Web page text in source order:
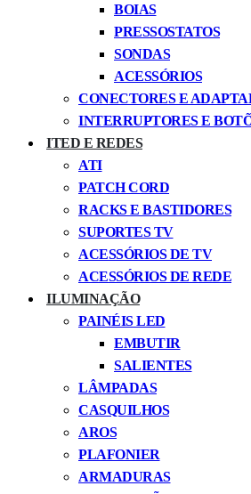
BOIAS
PRESSOSTATOS
SONDAS
ACESSÓRIOS
CONECTORES E
INTERRUPTORES E
ITED E REDES
ATI
PATCH CORD
RACKS E BASTIDORES
SUPORTES TV
ACESSÓRIOS DE TV
ACESSÓRIOS DE REDE
ILUMINAÇÃO
PAINÉIS LED
EMBUTIR
SALIENTES
LÂMPADAS
CASQUILHOS
AROS
PLAFONIER
ARMADURAS